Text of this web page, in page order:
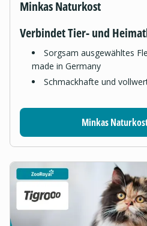
Minkas Naturkost
Verbindet Tier- und
Sorgsam ausgewähltes
made in Germany
Schmackhafte und
Minkas